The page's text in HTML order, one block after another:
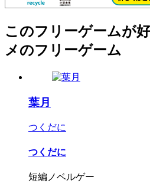
このフリーゲームが
メのフリーゲーム
葉月
つくだに
つくだに
短編ノベルゲー